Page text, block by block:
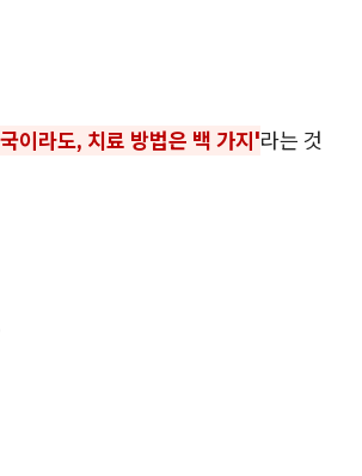
이라도, 치료 방법은 백 가지'라는 것